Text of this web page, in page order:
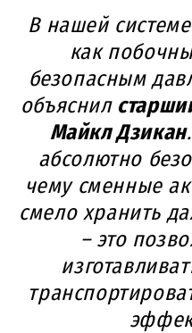
В нашей
как
безопасным
объяснил
Майкл Дзикан
абсолютно
чему сменные
смело хранить
– это